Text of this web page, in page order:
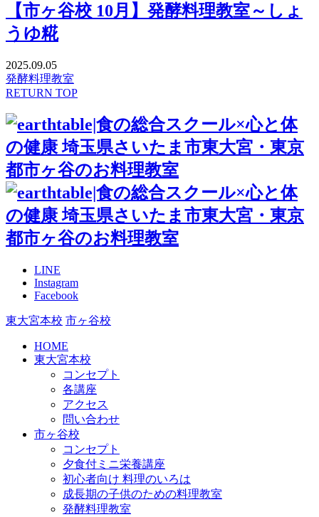
【市ヶ谷校 10月】発酵料理教室～しょ
うゆ糀
2025.09.05
発酵料理教室
RETURN TOP
LINE
Instagram
Facebook
東大宮本校 市ヶ谷校
HOME
東大宮本校
コンセプト
各講座
アクセス
問い合わせ
市ヶ谷校
コンセプト
夕食付ミニ栄養講座
初心者向け 料理のいろは
成長期の子供のための料理教室
発酵料理教室